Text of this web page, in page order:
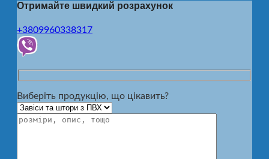
Отримайте швидкий розрахунок
+3809960338317
Виберіть продукцію, що цікавить?